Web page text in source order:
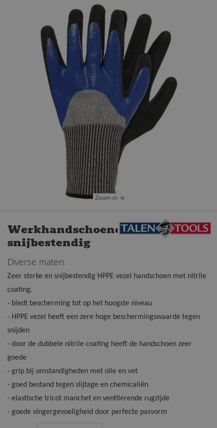
Werkhandschoenen
snijbestendig
Diverse maten.
Zeer sterke en snijbestendig HPPE vezel handschoen met nitrile
coating.
- biedt bescherming tot op het hoogste niveau
- HPPE vezel heeft een zere hoge beschermingswaarde tegen
snijden
- door de dubbele nitrile coating heeft de handschoen zeer
goede
- grip bij omstandigheden met olie en vet
- goed bestand tegen slijtage en chemicaliën
- elastische tricot manchet en ventilerende rugzijde
- goede vingergevoeligheid door perfecte pasvorm